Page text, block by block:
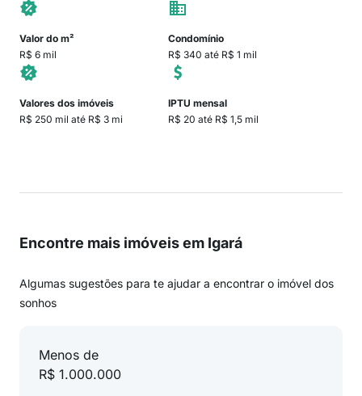
Valor do m²
R$ 6 mil
Condomínio
R$ 340 até R$ 1 mil
Valores dos imóveis
R$ 250 mil até R$ 3 mi
IPTU mensal
R$ 20 até R$ 1,5 mil
Encontre mais imóveis em Igará
Algumas sugestões para te ajudar a encontrar o imóvel dos
sonhos
Menos de
R$ 1.000.000